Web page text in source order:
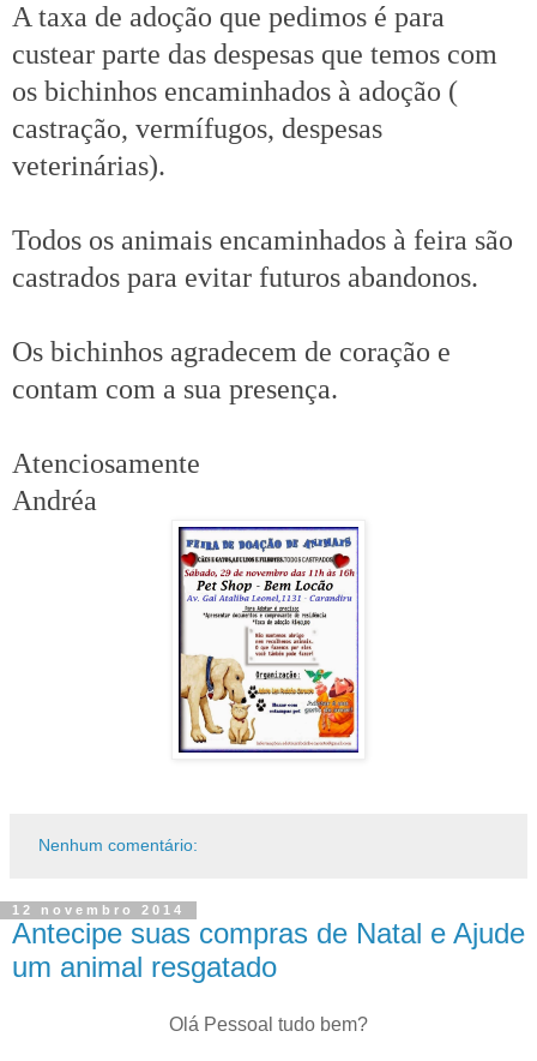
A taxa de adoção que pedimos é para
custear parte das despesas que temos com
os bichinhos encaminhados à adoção (
castração, vermífugos, despesas
veterinárias).
Todos os animais encaminhados à feira são
castrados para evitar futuros abandonos.
Os bichinhos agradecem de coração e
contam com a sua presença.
Atenciosamente
Andréa
Nenhum comentário:
12 novembro 2014
Antecipe suas compras de Natal e Ajude
um animal resgatado
Olá Pessoal tudo bem?